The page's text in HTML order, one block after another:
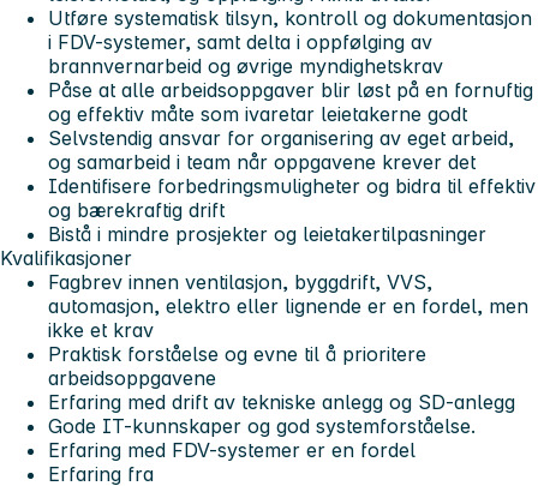
Utføre systematisk tilsyn, kontroll og dokumentasjon
i FDV-systemer, samt delta i oppfølging av
brannvernarbeid og øvrige myndighetskrav
Påse at alle arbeidsoppgaver blir løst på en fornuftig
og effektiv måte som ivaretar leietakerne godt
Selvstendig ansvar for organisering av eget arbeid,
og samarbeid i team når oppgavene krever det
Identifisere forbedringsmuligheter og bidra til effektiv
og bærekraftig drift
Bistå i mindre prosjekter og leietakertilpasninger
Kvalifikasjoner
Fagbrev innen ventilasjon, byggdrift, VVS,
automasjon, elektro eller lignende er en fordel, men
ikke et krav
Praktisk forståelse og evne til å prioritere
arbeidsoppgavene
Erfaring med drift av tekniske anlegg og SD-anlegg
Gode IT-kunnskaper og god systemforståelse.
Erfaring med FDV-systemer er en fordel
Erfaring fra